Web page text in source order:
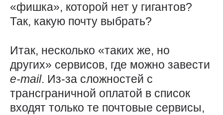
«фишка», которой нет у гигантов?
Так, какую почту выбрать?
Итак, несколько «таких же, но
других» сервисов, где можно завести
e-mail. Из-за сложностей с
трансграничной оплатой в список
входят только те почтовые сервисы,